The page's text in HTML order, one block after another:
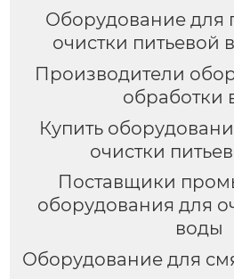
Оборудование для
очистки питьевой
Производители
обработки
Купить
очистки
Поставщики
оборудования для
воды
Оборудование для